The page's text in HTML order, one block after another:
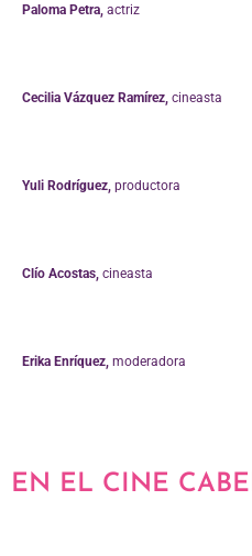
Paloma Petra, actriz
Cecilia Vázquez Ramírez, cineasta
Yuli Rodríguez, productora
Clío Acostas, cineasta
Erika Enríquez, moderadora
EN EL CINE